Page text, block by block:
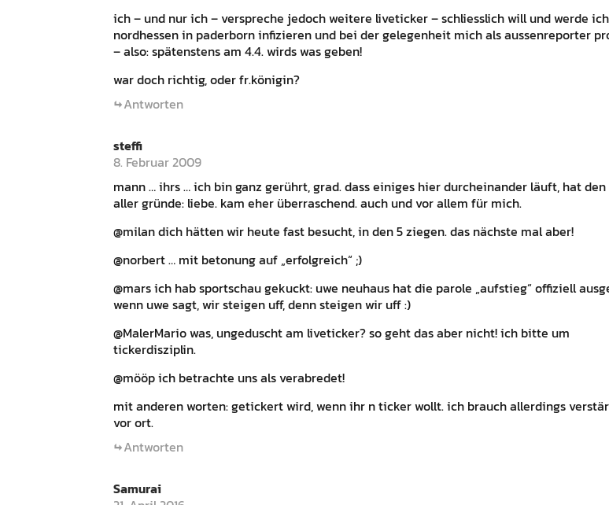
ich – und nur ich – verspreche jedoch weitere liveticker – schliesslich will und werde
nordhessen in paderborn infizieren und bei der gelegenheit mich als aussenreporter
– also: spätenstens am 4.4. wirds was geben!
war doch richtig, oder fr.königin?
Antworten
steffi
8. Februar 2009
mann … ihrs … ich bin ganz gerührt, grad. dass einiges hier durcheinander läuft, hat
aller gründe: liebe. kam eher überraschend. auch und vor allem für mich.
@milan dich hätten wir heute fast besucht, in den 5 ziegen. das nächste mal aber!
@norbert … mit betonung auf „erfolgreich“ ;)
@mars ich hab sportschau gekuckt: uwe neuhaus hat die parole „aufstieg“ offiziell
wenn uwe sagt, wir steigen uff, denn steigen wir uff :)
@MalerMario was, ungeduscht am liveticker? so geht das aber nicht! ich bitte um
tickerdisziplin.
@mööp ich betrachte uns als verabredet!
mit anderen worten: getickert wird, wenn ihr n ticker wollt. ich brauch allerdings
vor ort.
Antworten
Samurai